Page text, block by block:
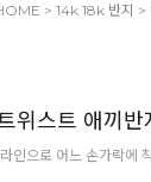
> 14k 18k 반지 >
위스트 애끼반
인으로 어느 손가락에